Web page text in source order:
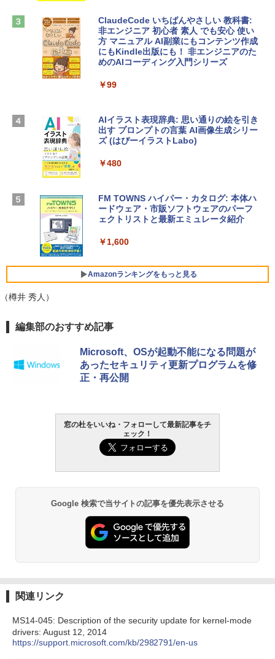
￥2,952
Apple 2026 MacBook Air M5チップ搭載
13インチノートブック：AIとApple Intell
スプレイ、16GBユニファイドメモリ、1
D - ミッドナイト
￥278,800
SSD インテル Core 5
￥129,800
Core i5/16GB/SSD 512GB/ホワイト) FM
VWK3E15W_AZ
Robloxギフトカード - 2,000 Robux 【限
定バーチャルアイテムを含む】 【オンラ
インゲームコード】 ロブロックス | オン
Microsoft Office Home & Business 202
4(最新 永続版)|オンラインコード版|Wind
Windows版 | Minecraft (マインクラフ
ト): Java & Bedrock Edition | オンライ
ClaudeCode いちばんやさしい 教科書:
非エンジニア 初心者 素人 でも安心 使い
方 マニュアル AI副業にもコンテンツ作成
にもKindle出版にも！ 非エンジニアのた
めのAIコーディング入門シリーズ
￥99
AIイラスト表現辞典: 思い通りの絵を引き
出す プロンプトの言葉 AI画像生成シリー
ズ (はぴーイラストLabo)
￥480
FM TOWNS ハイパー・カタログ: 本体ハ
ードウェア・市販ソフトウェアのパーフ
ェクトリストと最新エミュレータ紹介
￥1,600
Amazonランキングをもっと見る
Amazon Kindle - 目に優しい、かさばら
続バッテリー、6インチディスプレイ電子
書籍リーダー、マッチャ、16GB、広告な
し
Kindle Paperwhite シグニチャーエディ
ション (32GB) 7インチディスプレイ、明
るさ自動調整、色調調節ライト、12週間
持続バッテリー、広告なし、メタリック
￥27,980
Amazon Kindle Paperwhite (16GB) 7イ
ンチディスプレイ、色調調節ライト、12
週間持続バッテリー、広告なし、ブラッ
ージ、防水、7インチカラーディスプレ
イ、色調調節ライト、最大8週間持続バッ
テリー、広告無し、ブラック (2025年発
（樽井 秀人）
編集部のおすすめ記事
Microsoft、OSが起動不能になる問題が
あったセキュリティ更新プログラムを修
正・再公開
窓の杜をいいね・フォローして最新記事をチ
ェック！
Google 検索で当サイトの記事を優先表示させる
関連リンク
MS14-045: Description of the security update for kernel-mode
drivers: August 12, 2014
https://support.microsoft.com/kb/2982791/en-us